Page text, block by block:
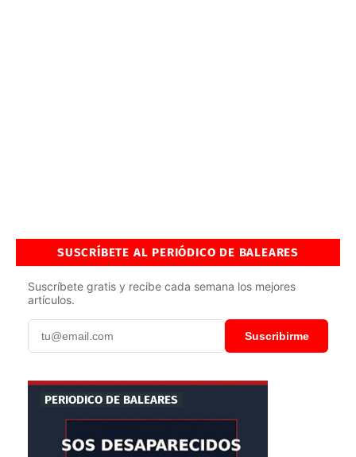
SUSCRÍBETE AL PERIÓDICO DE BALEARES
Suscríbete gratis y recibe cada semana los mejores
artículos.
Suscribirme
PERIODICO DE BALEARES